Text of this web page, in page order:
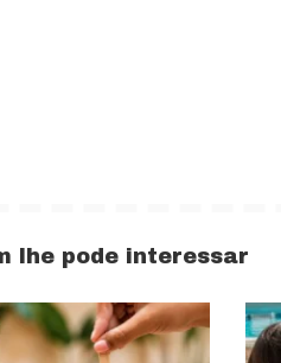
lhe pode interessar